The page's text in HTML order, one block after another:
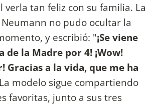
verla tan feliz con su familia. La
no pudo ocultar la
y escribió: "¡Se viene
la Madre por 4! ¡Wow!
Gracias a la vida, que me ha
modelo sigue compartiendo
favoritas, junto a sus tres